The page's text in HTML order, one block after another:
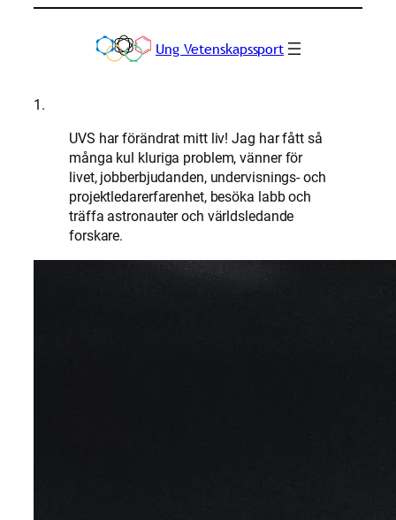
Ung Vetenskapssport
1.
UVS har förändrat mitt liv! Jag har fått så
många kul kluriga problem, vänner för
livet, jobberbjudanden, undervisnings- och
projektledarerfarenhet, besöka labb och
träffa astronauter och världsledande
forskare.